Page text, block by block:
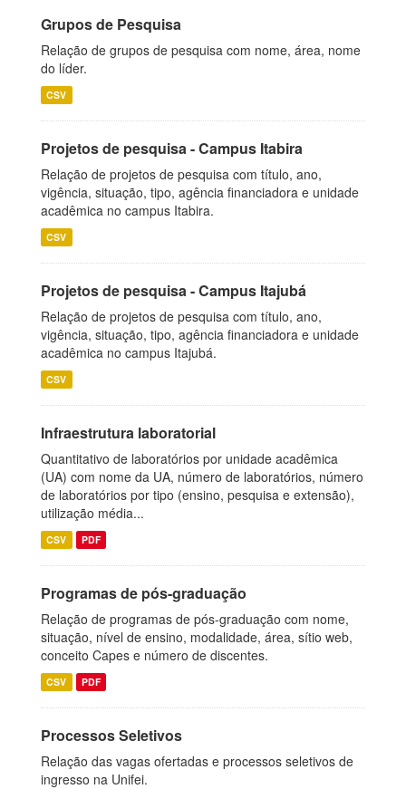
Grupos de Pesquisa
Relação de grupos de pesquisa com nome, área, nome
do líder.
CSV
Projetos de pesquisa - Campus Itabira
Relação de projetos de pesquisa com título, ano,
vigência, situação, tipo, agência financiadora e unidade
acadêmica no campus Itabira.
CSV
Projetos de pesquisa - Campus Itajubá
Relação de projetos de pesquisa com título, ano,
vigência, situação, tipo, agência financiadora e unidade
acadêmica no campus Itajubá.
CSV
Infraestrutura laboratorial
Quantitativo de laboratórios por unidade acadêmica
(UA) com nome da UA, número de laboratórios, número
de laboratórios por tipo (ensino, pesquisa e extensão),
utilização média...
CSV PDF
Programas de pós-graduação
Relação de programas de pós-graduação com nome,
situação, nível de ensino, modalidade, área, sítio web,
conceito Capes e número de discentes.
CSV PDF
Processos Seletivos
Relação das vagas ofertadas e processos seletivos de
ingresso na Unifei.